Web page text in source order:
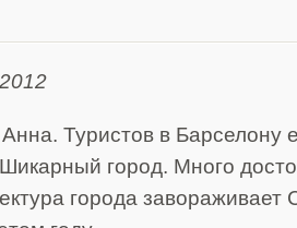
Туристов в Барселону
город. Много
города